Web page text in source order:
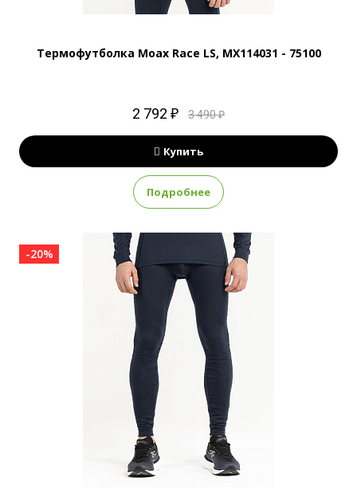
Термофутболка Moax Race LS, MX114031 - 75100
2 792 ₽ 3 490 ₽
Купить
Подробнее
-20%